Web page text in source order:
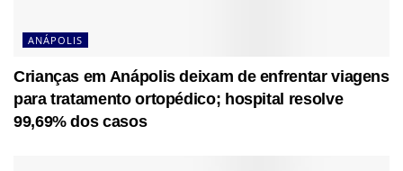
ANÁPOLIS
Crianças em Anápolis deixam de enfrentar viagens
para tratamento ortopédico; hospital resolve
99,69% dos casos